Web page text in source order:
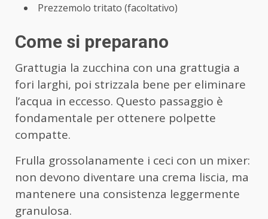
Prezzemolo tritato (facoltativo)
Come si preparano
Grattugia la zucchina con una grattugia a
fori larghi, poi strizzala bene per eliminare
l’acqua in eccesso. Questo passaggio è
fondamentale per ottenere polpette
compatte.
Frulla grossolanamente i ceci con un mixer:
non devono diventare una crema liscia, ma
mantenere una consistenza leggermente
granulosa.